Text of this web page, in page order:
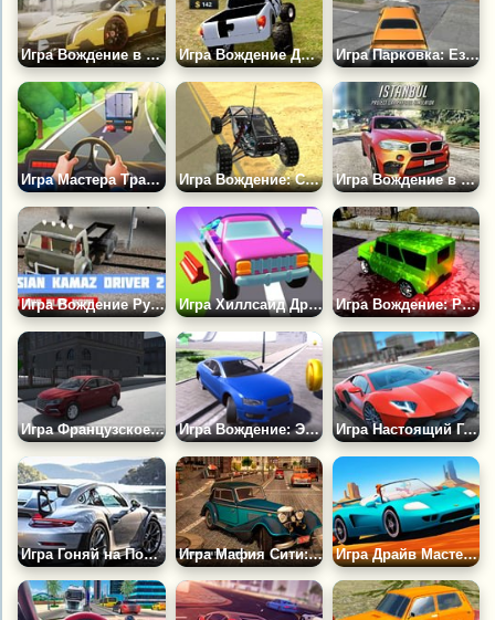
Игра Вождение в Лондоне Игра Вождение Джипов Монстров 2 Игра Парковка: Езда по Трапам
Игра Мастера Транспортных Средств Игра Вождение: Симулятор Багги Игра Вождение в Стамбуле
Игра Вождение Русского Камаза 2 Игра Хиллсайд Драйв Мастер Игра Вождение: Русский Джип УАЗ 4х4
Игра Французское Вождение Игра Вождение: Экстремальные Трюки Игра Настоящий Городской Водитель 3Д
Игра Гоняй на Порше 911 Игра Мафия Сити: Симулятор Вождения Игра Драйв Мастер 3Д